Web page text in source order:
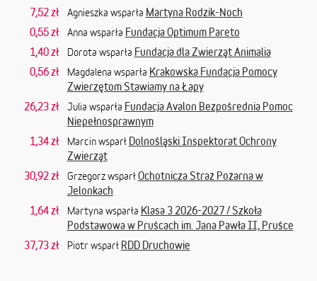
7,52 zł
Agnieszka wsparła Martyna Rodzik-Noch
0,55 zł
Anna wsparła Fundacja Optimum Pareto
1,40 zł
Dorota wsparła Fundacja dla Zwierząt Animalia
0,56 zł
Magdalena wsparła Krakowska Fundacja Pomocy
Zwierzętom Stawiamy na Łapy
26,23 zł
Julia wsparła Fundacja Avalon Bezpośrednia Pomoc
Niepełnosprawnym
1,34 zł
Marcin wsparł Dolnośląski Inspektorat Ochrony
Zwierząt
30,92 zł
Grzegorz wsparłOchotnicza Straż Pożarna w
Jelonkach
1,64 zł
Martyna wsparła Klasa 3 2026-2027 / Szkoła
Podstawowa w Pruścach im. Jana Pawła II, Pruśce
37,73 zł
Piotr wsparł RDD Druchowie